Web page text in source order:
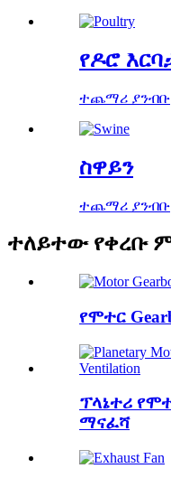
የዶሮ
ተጨማሪ ያንብቡ
ስዋይን
ተጨማሪ ያንብቡ
ተለይተው የቀረቡ
የሞተር
ፕላኔተሪ
ማናፈሻ